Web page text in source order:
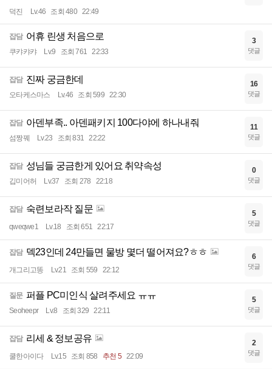
덕진 Lv.46 조회 480 22:49
잡담 어휴 린생 처음으로
쿠캬캬캬 Lv.9 조회 761 22:33
3
댓글
잡담 진짜 궁금한데
오타케스마스 Lv.46 조회 599 22:30
16
댓글
잡담 아덴부족.. 아덴패키지 100다야에 하나내줘
섬짱꿰 Lv.23 조회 831 22:22
11
댓글
잡담 성님들 궁금한게 있어요 취약속성
깁미어허 Lv.37 조회 278 22:18
0
댓글
잡담 숙련보라작 질문
qweqwe1 Lv.18 조회 651 22:17
5
댓글
잡담 덱23인데 24만들면 물방 몇더 떨어져요?ㅎㅎ
개그리고똥 Lv.21 조회 559 22:12
6
댓글
질문 퍼플 PC미인식 살려주세요 ㅠㅠ
Seoheepr Lv.8 조회 329 22:11
5
댓글
잡담 리세 & 정보공유
쿨한아이다 Lv.15 조회 858 추천 5 22:09
2
댓글